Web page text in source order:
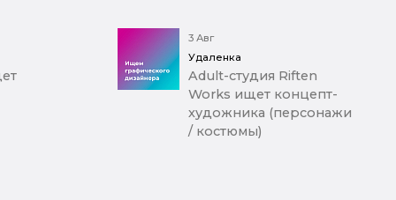
3 Авг
Удаленка
Adult-студия Riften
Works ищет концепт-
художника (персонажи
/ костюмы)